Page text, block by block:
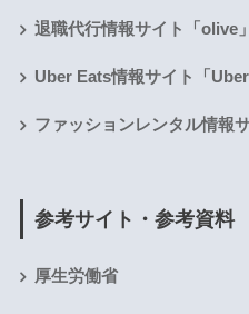
退職代行情報サイト「olive」
Uber Eats情報サイト「Uber
ファッションレンタル情報
参考サイト・参考資料
厚生労働省